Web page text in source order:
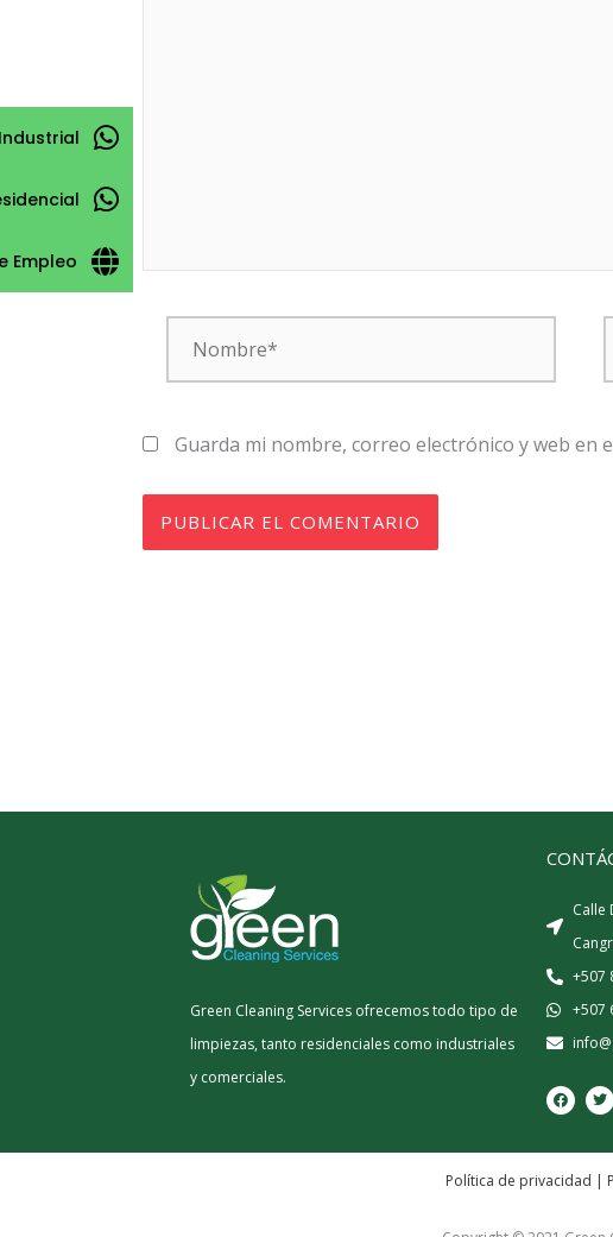
Nombre*
Guarda mi nombre, correo electrónico y web en
Green Cleaning Services ofrecemos todo tipo de
limpiezas, tanto residenciales como industriales
y comerciales.
Calle
+507
+507
F
a
c
o
k
T
w
i
r
Política de privacidad |
Empleo